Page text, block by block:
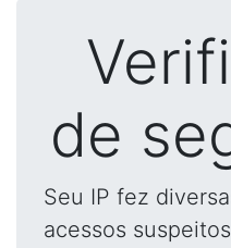
de
Seu IP fez
acessos